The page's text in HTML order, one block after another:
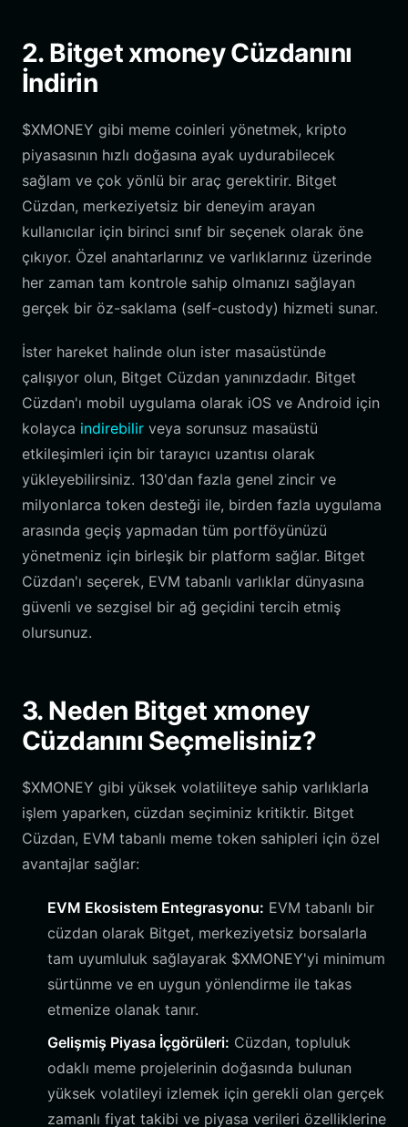
2. Bitget xmoney Cüzdanını
İndirin
$XMONEY gibi meme coinleri yönetmek, kripto
piyasasının hızlı doğasına ayak uydurabilecek
sağlam ve çok yönlü bir araç gerektirir. Bitget
Cüzdan, merkeziyetsiz bir deneyim arayan
kullanıcılar için birinci sınıf bir seçenek olarak öne
çıkıyor. Özel anahtarlarınız ve varlıklarınız üzerinde
her zaman tam kontrole sahip olmanızı sağlayan
gerçek bir öz-saklama (self-custody) hizmeti sunar.
İster hareket halinde olun ister masaüstünde
çalışıyor olun, Bitget Cüzdan yanınızdadır. Bitget
Cüzdan'ı mobil uygulama olarak iOS ve Android için
kolayca indirebilir veya sorunsuz masaüstü
etkileşimleri için bir tarayıcı uzantısı olarak
yükleyebilirsiniz. 130'dan fazla genel zincir ve
milyonlarca token desteği ile, birden fazla uygulama
arasında geçiş yapmadan tüm portföyünüzü
yönetmeniz için birleşik bir platform sağlar. Bitget
Cüzdan'ı seçerek, EVM tabanlı varlıklar dünyasına
güvenli ve sezgisel bir ağ geçidini tercih etmiş
olursunuz.
3. Neden Bitget xmoney
Cüzdanını Seçmelisiniz?
$XMONEY gibi yüksek volatiliteye sahip varlıklarla
işlem yaparken, cüzdan seçiminiz kritiktir. Bitget
Cüzdan, EVM tabanlı meme token sahipleri için özel
avantajlar sağlar:
EVM Ekosistem Entegrasyonu: EVM tabanlı bir
cüzdan olarak Bitget, merkeziyetsiz borsalarla
tam uyumluluk sağlayarak $XMONEY'yi minimum
sürtünme ve en uygun yönlendirme ile takas
etmenize olanak tanır.
Gelişmiş Piyasa İçgörüleri: Cüzdan, topluluk
odaklı meme projelerinin doğasında bulunan
yüksek volatileyi izlemek için gerekli olan gerçek
zamanlı fiyat takibi ve piyasa verileri özelliklerine